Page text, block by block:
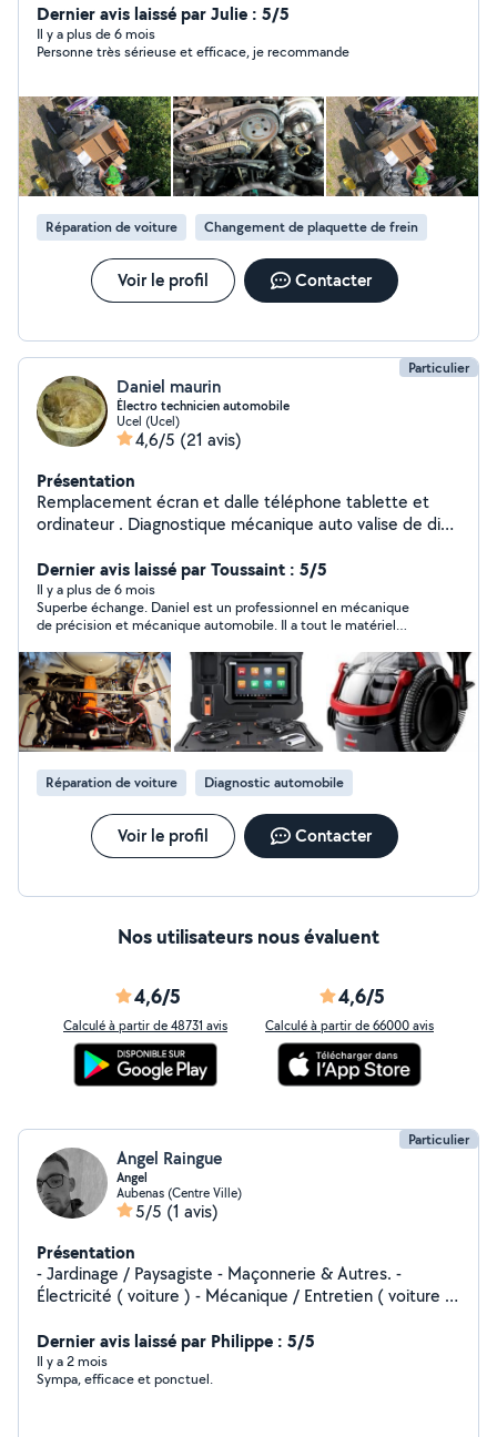
conjointe également ( ménage/ aide au tri )
Dernier avis laissé par Julie : 5/5
Il y a plus de 6 mois
Personne très sérieuse et efficace, je recommande
Réparation de voiture Changement de plaquette de frein
Voir le profil Contacter
Particulier
Daniel maurin
Électro technicien automobile
Ucel (Ucel)
4,6/5 (21 avis)
Présentation
Remplacement écran et dalle téléphone tablette et
ordinateur . Diagnostique mécanique auto valise de diag
compris E Race voiture compétition. Réfection turbo.
Possède tout type d'outillage pour l'automobile y
compris extracteur d'injecteur. Si vous cherchez un
outillage spécial faites-moi une demande privée je
pourrais peut-être vous dépanner. je vous propose les
conseils pour préparation automobile et assistance
rallye. Possède caméra thermique pour vérif isolation.
Mesure de champ magnétique avec précision.
Dernier avis laissé par Toussaint : 5/5
Il y a plus de 6 mois
Superbe échange. Daniel est un professionnel en mécanique
de précision et mécanique automobile. Il a tout le matériel
qualité. Je vous recommande ses services. TOUSSAINT
Multiservices -Un contact, 1000 solutions-
Réparation de voiture Diagnostic automobile
Voir le profil Contacter
Nos utilisateurs nous évaluent
4,6/5
Calculé à partir de 48731 avis
4,6/5
Calculé à partir de 66000 avis
Particulier
Angel Raingue
Angel
Aubenas (Centre Ville)
5/5 (1 avis)
Présentation
- Jardinage / Paysagiste - Maçonnerie & Autres. -
Électricité ( voiture ) - Mécanique / Entretien ( voiture )
sais assez tout faire et sacrément débrouillard :)
Dernier avis laissé par Philippe : 5/5
Il y a 2 mois
Sympa, efficace et ponctuel.